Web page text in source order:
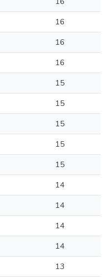
16
16
16
15
15
15
15
15
14
14
14
14
13